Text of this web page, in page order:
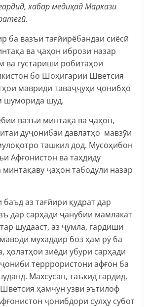
хабар медиҳад Маркази
ба вазъи тағйирёбандаи сиёсӣ
ва ҷаҳон ибрози назар
ва густариши робитаҳои
бо Шоҳигарии Шветсия
мавриди таваҷҷуҳи ҷонибҳо
шуморида шуд.
вазъи минтақа ва ҷаҳон,
дуҷонибаи давлатҳо мавзӯи
ташкил дод. Мусоҳибон
Афғонистон ва таҳдиду
ҷаҳон табодули назар
баъд аз тағйири қудрат дар
дар сарҳади ҷанубии мамлакат
шудааст, аз ҷумла, гардиши
мухаддир боз ҳам рӯ ба
ҳолатҳои зиёди убури сарҳади
терррористони афғон ба
Махсусан, таъкид гардид,
ҳамчун узви эътилоф
ҷонибдори сулҳу субот